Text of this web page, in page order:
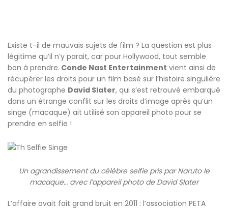
Existe t-il de mauvais sujets de film ? La question est plus
légitime qu’il n’y parait, car pour Hollywood, tout semble
bon à prendre. Conde Nast Entertainment vient ainsi de
récupérer les droits pour un film basé sur l’histoire singulière
du photographe David Slater, qui s’est retrouvé embarqué
dans un étrange conflit sur les droits d’image après qu’un
singe (macaque) ait utilisé son appareil photo pour se
prendre en selfie !
Un agrandissement du célèbre selfie pris par Naruto le
macaque… avec l’appareil photo de David Slater
L’affaire avait fait grand bruit en 2011 : l’association PETA